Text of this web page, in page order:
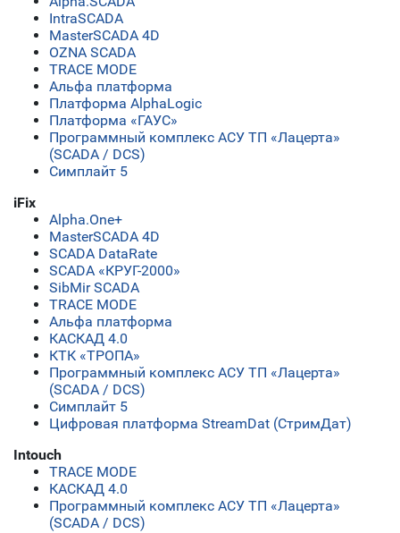
IntraSCADA
MasterSCADA 4D
OZNA SCADA
TRACE MODE
Альфа платформа
Платформа AlphaLogic
Платформа «ГАУС»
Программный комплекс АСУ ТП «Лацерта»
(SCADA / DCS)
Симплайт 5
iFix
Alpha.One+
MasterSCADA 4D
SCADA DataRate
SCADA «КРУГ-2000»
SibMir SCADA
TRACE MODE
Альфа платформа
КАСКАД 4.0
КТК «ТРОПА»
Программный комплекс АСУ ТП «Лацерта»
(SCADA / DCS)
Симплайт 5
Цифровая платформа StreamDat (СтримДат)
Intouch
TRACE MODE
КАСКАД 4.0
Программный комплекс АСУ ТП «Лацерта»
(SCADA / DCS)